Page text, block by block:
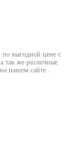
выгодной цене с
так же различные
нашем сайте .